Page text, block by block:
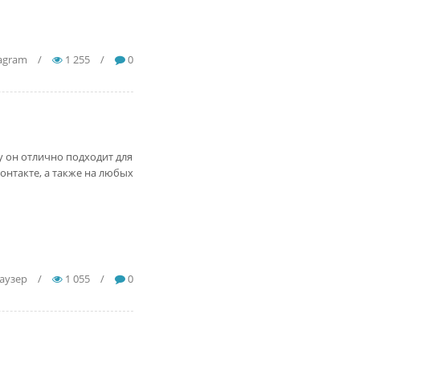
/ 1 255 / 0
отлично подходит для
а также на любых
/ 1 055 / 0